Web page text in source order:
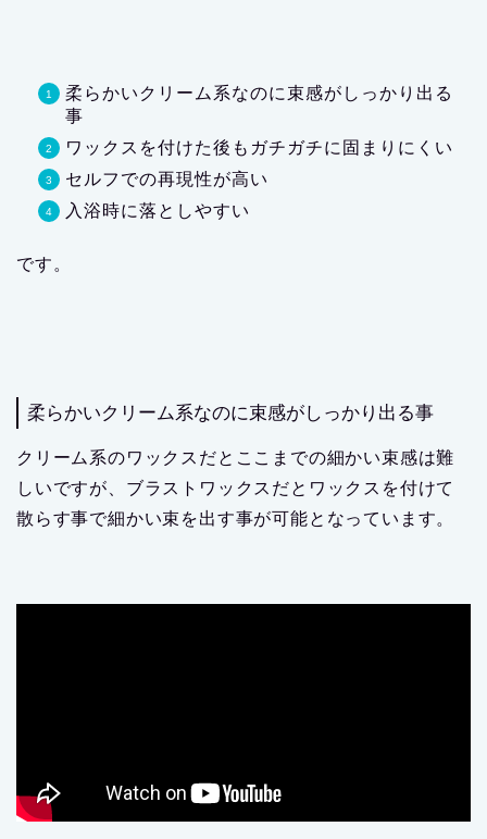
柔らかいクリーム系なのに束感がしっかり出る
事
ワックスを付けた後もガチガチに固まりにくい
セルフでの再現性が高い
入浴時に落としやすい
です。
柔らかいクリーム系なのに束感がしっかり出る事
クリーム系のワックスだとここまでの細かい束感は難
しいですが、ブラストワックスだとワックスを付けて
散らす事で細かい束を出す事が可能となっています。